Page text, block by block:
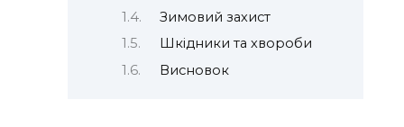
Зимовий захист
Шкідники та хвороби
Висновок